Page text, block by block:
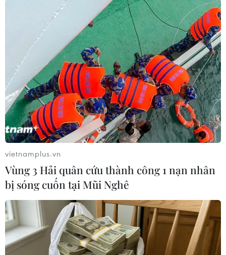
pháp lý đối với những thông tin không xác thực
từ giới truyền thông.
Sau khi được đề cử vào đầu tháng Tám, ông Cho
Kuk đã trở thành tâm điểm trong các các cuộc
chỉ trích của dư luận và phe đối lập Hàn Quốc
liên quan đến cuộc điều tra trên./.
(TTXVN/Vietnam+)
vietnamplus.vn
Vùng 3 Hải quân cứu thành công 1 nạn nhân
bị sóng cuốn tại Mũi Nghê